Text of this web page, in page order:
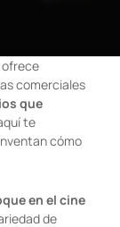
ofrece
comerciales
que
te
cómo
en el cine
de